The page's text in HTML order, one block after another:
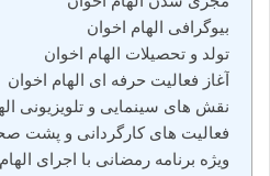
بیوگرافی الهام اخوان
تولد و تحصیلات الهام اخوان
آغاز فعالیت حرفه‌ ای الهام اخوان
نقش‌ های سینمایی و تلویزیونی
فعالیت‌ های کارگردانی و پشت
ویژه‌ برنامه رمضانی با اجرای